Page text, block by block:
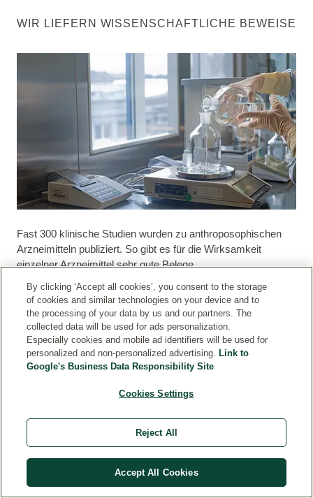
WIR LIEFERN WISSENSCHAFTLICHE BEWEISE
Fast 300 klinische Studien wurden zu anthroposophischen
Arzneimitteln publiziert. So gibt es für die Wirksamkeit
einzelner Arzneimittel sehr gute Belege.
Ein besonders überzeugendes Beispiel ist die IIPCOS-Studie
(International Primary Care Outcomes Study). Dabei wurde
eine rein konventionelle Therapie mit anthroposophischer
Therapie als Gesamtkonzept bei akuten Atemwegs- und
Ohreninfekten von Erwachsenen und Kindern verglichen.
Ärzte setzten im Vergleich zu den rein konventionell
anthroposophisch behandelten Patienten waren dennoch
schneller beschwerde- und symptomfrei. Und sie waren
insgesamt zufriedener mit der Therapie.
By clicking ‘Accept all cookies’, you consent to the storage
of cookies and similar technologies on your device and to
the processing of your data by us and our partners. The
collected data will be used for ads personalization.
Especially cookies and mobile ad identifiers will be used for
personalized and non-personalized advertising. Link to
Google's Business Data Responsibility Site
Cookies Settings
Reject All
Accept All Cookies